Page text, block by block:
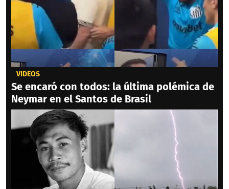
VIDEOS
Se encaró con todos: la última polémica de
Neymar en el Santos de Brasil